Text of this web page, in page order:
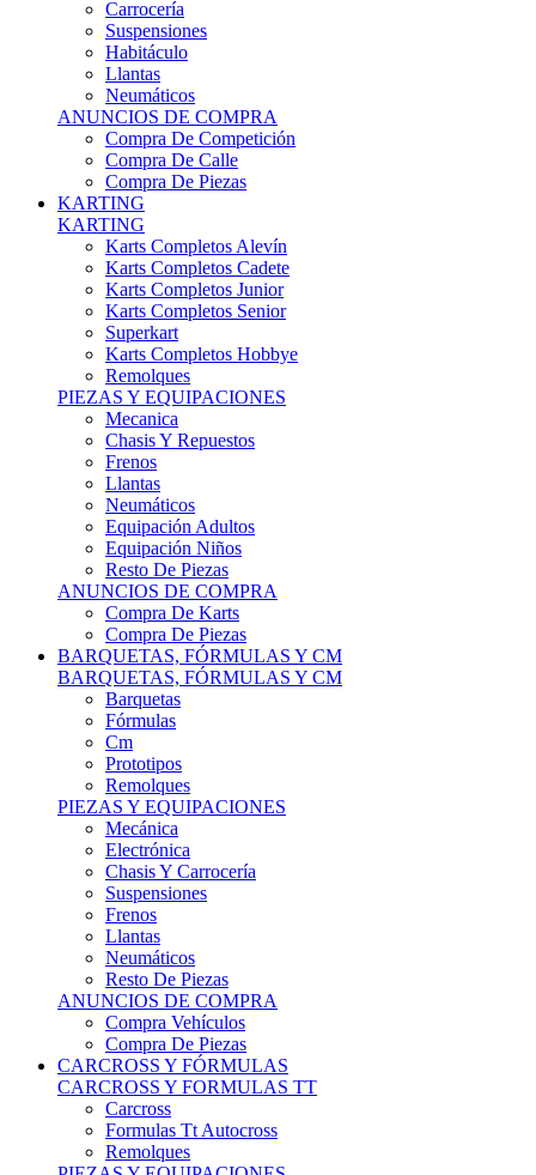
Habitáculo
Llantas
Neumáticos
ANUNCIOS DE COMPRA
Compra De Competición
Compra De Calle
Compra De Piezas
KARTING
KARTING
Karts Completos Alevín
Karts Completos Cadete
Karts Completos Junior
Karts Completos Senior
Superkart
Karts Completos Hobbye
Remolques
PIEZAS Y EQUIPACIONES
Mecanica
Chasis Y Repuestos
Frenos
Llantas
Neumáticos
Equipación Adultos
Equipación Niños
Resto De Piezas
ANUNCIOS DE COMPRA
Compra De Karts
Compra De Piezas
BARQUETAS, FÓRMULAS Y CM
BARQUETAS, FÓRMULAS Y CM
Barquetas
Fórmulas
Cm
Prototipos
Remolques
PIEZAS Y EQUIPACIONES
Mecánica
Electrónica
Chasis Y Carrocería
Suspensiones
Frenos
Llantas
Neumáticos
Resto De Piezas
ANUNCIOS DE COMPRA
Compra Vehículos
Compra De Piezas
CARCROSS Y FÓRMULAS
CARCROSS Y FORMULAS TT
Carcross
Formulas Tt Autocross
Remolques
PIEZAS Y EQUIPACIONES
Mecanica